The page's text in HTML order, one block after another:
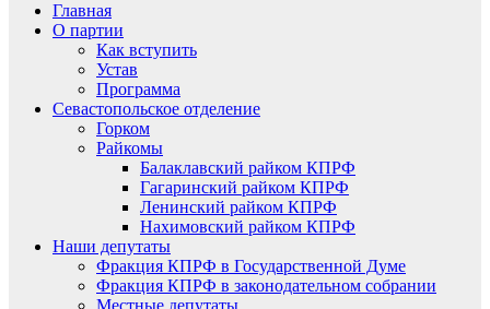
Главная
О партии
Как вступить
Устав
Программа
Севастопольское отделение
Горком
Райкомы
Балаклавский райком КПРФ
Гагаринский райком КПРФ
Ленинский райком КПРФ
Нахимовский райком КПРФ
Наши депутаты
Фракция КПРФ в Государственной Думе
Фракция КПРФ в законодательном собрании
Местные депутаты